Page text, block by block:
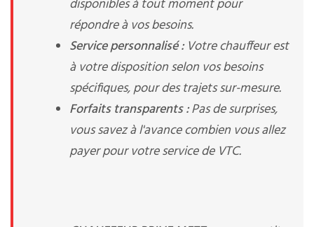
disponibles à tout moment pour
répondre à vos besoins.
Service personnalisé :Votre chauffeur est
à votre disposition selon vos besoins
spécifiques, pour des trajets sur-mesure.
Forfaits transparents :Pas de surprises,
vous savez à l'avance combien vous allez
payer pour votre service de VTC.